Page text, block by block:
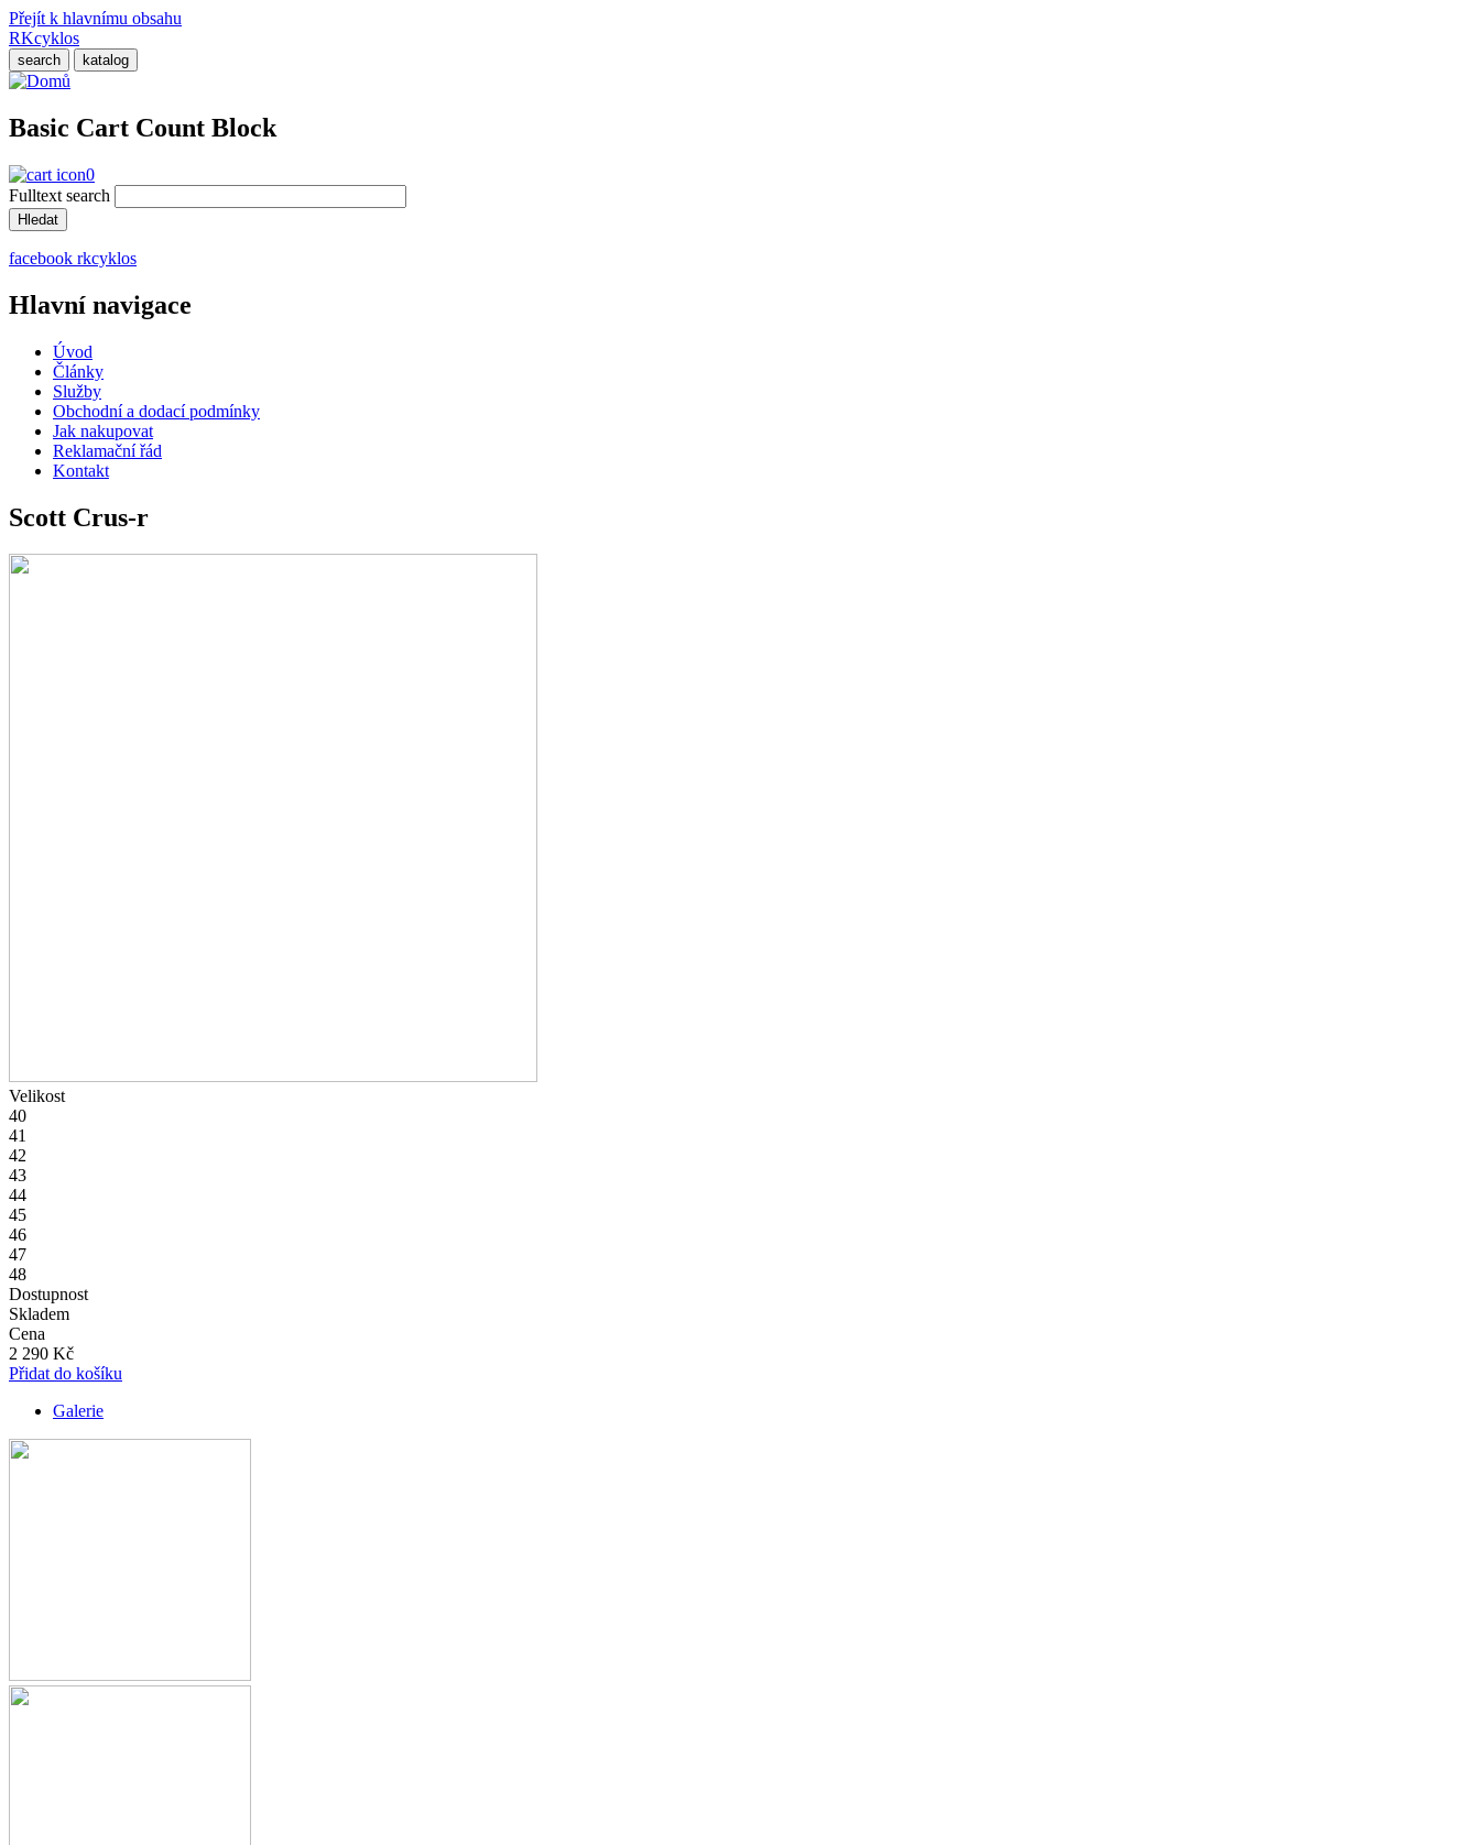
Přejít k hlavnímu obsahu
RKcyklos
search katalog
Basic Cart Count Block
0
Fulltext search
facebook rkcyklos
Hlavní navigace
Úvod
Články
Služby
Obchodní a dodací podmínky
Jak nakupovat
Reklamační řád
Kontakt
Scott Crus-r
Velikost
40
41
42
43
44
45
46
47
48
Dostupnost
Skladem
Cena
2 290 Kč
Přidat do košíku
Galerie